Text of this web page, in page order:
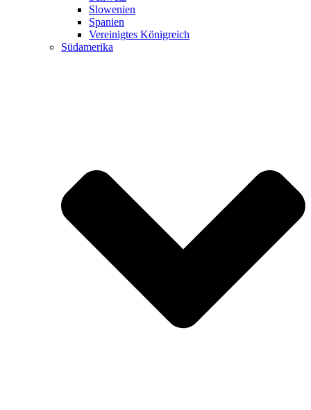
Slowenien
Spanien
Vereinigtes Königreich
Südamerika